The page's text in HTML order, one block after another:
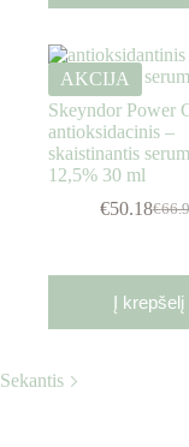
AKCIJA
Skeyndor Power
antioksidacinis –
skaistinantis
12,5% 30 ml
€
€50.18
Į krepšelį
Sekantis